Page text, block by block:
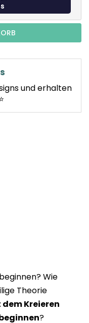
und erhalten
Wie
Theorie
Kreieren
n?